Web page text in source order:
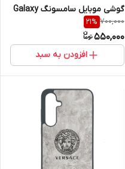
گوشی موبایل سامسونگ Galaxy
A36
700,000
21%
550,000
افزودن به سبد